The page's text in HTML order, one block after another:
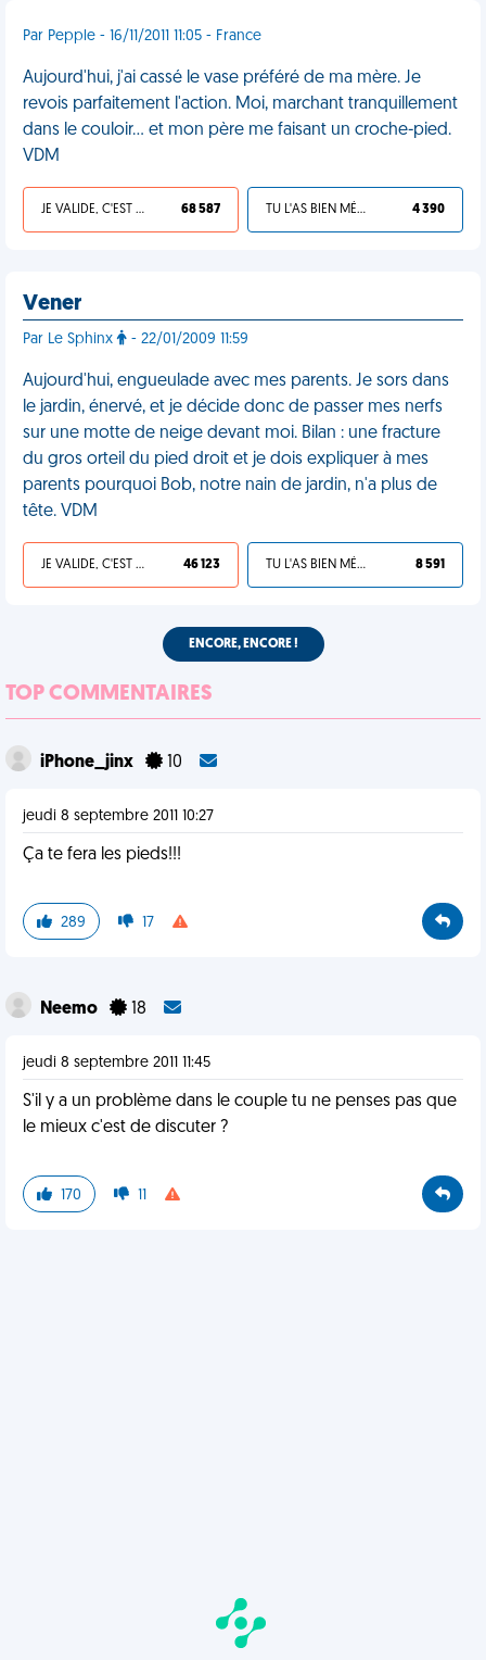
Par Pepple - 16/11/2011 11:05 - France
Aujourd'hui, j'ai cassé le vase préféré de ma mère. Je
revois parfaitement l'action. Moi, marchant tranquillement
dans le couloir... et mon père me faisant un croche-pied.
VDM
JE VALIDE, C'EST UNE VDM 68 587 TU L'AS BIEN MÉRITÉ 4 390
Vener
Par Le Sphinx - 22/01/2009 11:59
Aujourd'hui, engueulade avec mes parents. Je sors dans
le jardin, énervé, et je décide donc de passer mes nerfs
sur une motte de neige devant moi. Bilan : une fracture
du gros orteil du pied droit et je dois expliquer à mes
parents pourquoi Bob, notre nain de jardin, n'a plus de
tête. VDM
JE VALIDE, C'EST UNE VDM 46 123 TU L'AS BIEN MÉRITÉ 8 591
ENCORE, ENCORE !
TOP COMMENTAIRES
iPhone_jinx 10
jeudi 8 septembre 2011 10:27
Ça te fera les pieds!!!
289 17
Neemo 18
jeudi 8 septembre 2011 11:45
S'il y a un problème dans le couple tu ne penses pas que
le mieux c'est de discuter ?
170 11